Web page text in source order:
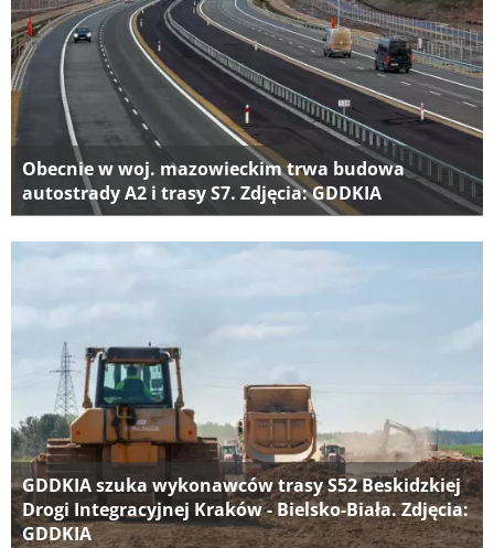
Obecnie w woj. mazowieckim trwa budowa
autostrady A2 i trasy S7. Zdjęcia: GDDKIA
GDDKIA szuka wykonawców trasy S52 Beskidzkiej
Drogi Integracyjnej Kraków - Bielsko-Biała. Zdjęcia:
GDDKIA